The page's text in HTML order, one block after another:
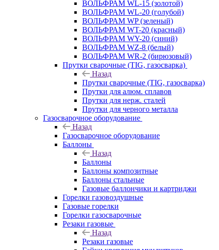
ВОЛЬФРАМ WL-15 (золотой)
ВОЛЬФРАМ WL-20 (голубой)
ВОЛЬФРАМ WP (зеленый)
ВОЛЬФРАМ WT-20 (красный)
ВОЛЬФРАМ WY-20 (синий)
ВОЛЬФРАМ WZ-8 (белый)
ВОЛЬФРАМ WR-2 (бирюзовый)
Прутки сварочные (TIG, газосварка)
Назад
Прутки сварочные (TIG, газосварка)
Прутки для алюм. сплавов
Прутки для нерж. сталей
Прутки для черного металла
Газосварочное оборудование
Назад
Газосварочное оборудование
Баллоны
Назад
Баллоны
Баллоны композитные
Баллоны стальные
Газовые баллончики и картриджи
Горелки газовоздушные
Газовые горелки
Горелки газосварочные
Резаки газовые
Назад
Резаки газовые